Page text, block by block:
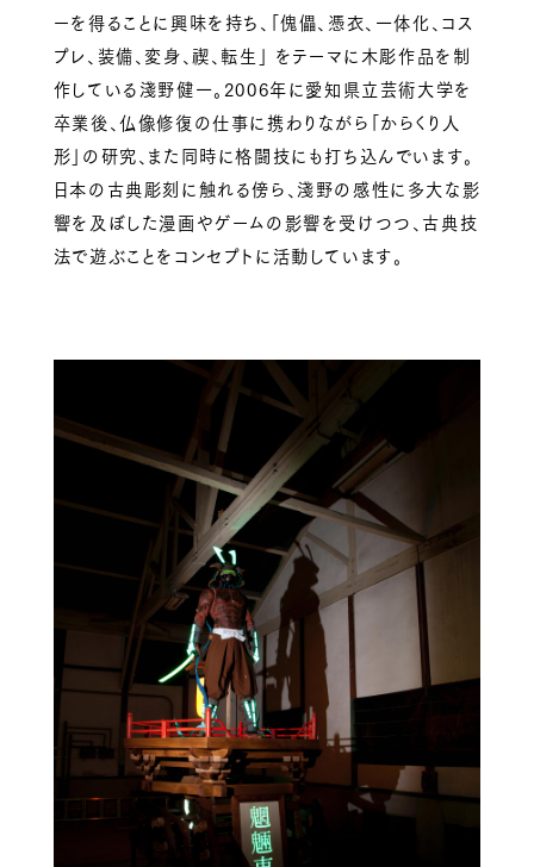
ーを得ることに興味を持ち、「傀儡、憑衣、一体化、コス
プレ、装備、変身、禊、転生」 をテーマに木彫作品を制
作している淺野健一。2006年に愛知県立芸術大学を
卒業後、仏像修復の仕事に携わりながら「からくり人
形」の研究、また同時に格闘技にも打ち込んでいます。
日本の古典彫刻に触れる傍ら、淺野の感性に多大な影
響を及ぼした漫画やゲームの影響を受けつつ、古典技
法で遊ぶことをコンセプトに活動しています。